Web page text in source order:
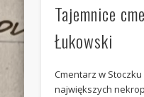
Tajemnice
Łukowski
Cmentarz w
największych